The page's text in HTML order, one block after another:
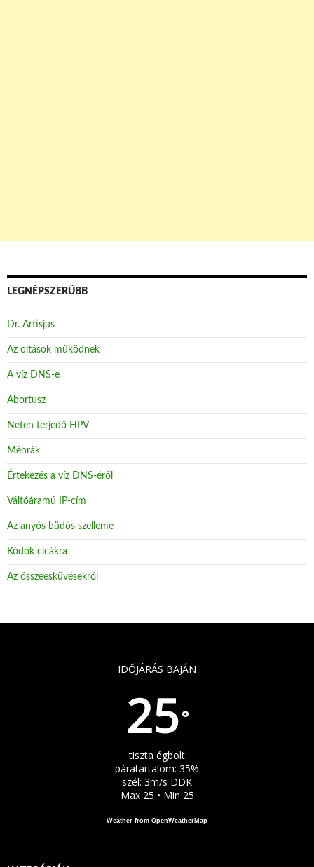
LEGNÉPSZERŰBB
Dr. Artisjus
Az oltások működnek
A víz DNS-e
Abortusz
Neten terjedő HPV
Méhrák
Értekezés a víz DNS-éről
Váltóáramú IP-cím
Az anyós büdös szelleme
Kódok cicákra
Az összeesküvésekről
IDŐJÁRÁS BAJÁN
25°
tiszta égbolt
páratartalom: 35%
szél: 3m/s DDK
Max 25 • Min 25
Weather from OpenWeatherMap